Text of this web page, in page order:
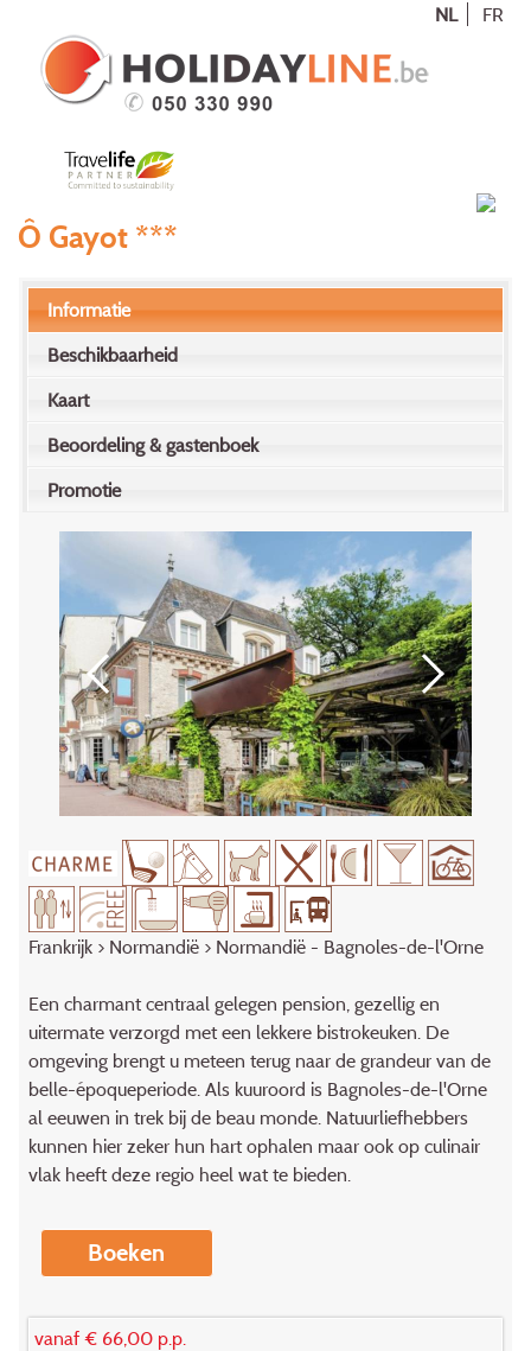
NL FR
Ô Gayot ***
Informatie
Beschikbaarheid
Kaart
Beoordeling & gastenboek
Promotie
Frankrijk> Normandië> Normandië - Bagnoles-de-l'Orne
Een charmant centraal gelegen pension, gezellig en
uitermate verzorgd met een lekkere bistrokeuken. De
omgeving brengt u meteen terug naar de grandeur van de
belle-époqueperiode. Als kuuroord is Bagnoles-de-l'Orne
al eeuwen in trek bij de beau monde. Natuurliefhebbers
kunnen hier zeker hun hart ophalen maar ook op culinair
vlak heeft deze regio heel wat te bieden.
Boeken
vanaf € 66,00 p.p.